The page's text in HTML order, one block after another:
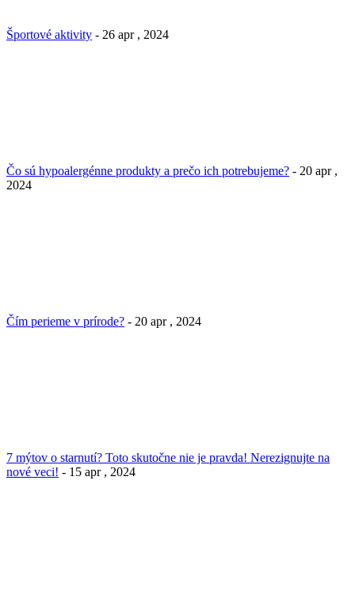
Športové aktivity - 26 apr , 2024
Čo sú hypoalergénne produkty a prečo ich potrebujeme? - 20 apr ,
2024
Čím perieme v prírode? - 20 apr , 2024
7 mýtov o starnutí? Toto skutočne nie je pravda! Nerezignujte na
nové veci! - 15 apr , 2024